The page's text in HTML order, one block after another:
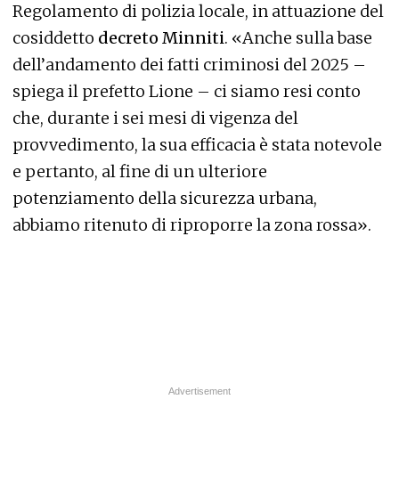
Regolamento di polizia locale, in attuazione del
cosiddetto decreto Minniti. «Anche sulla base
dell’andamento dei fatti criminosi del 2025 –
spiega il prefetto Lione – ci siamo resi conto
che, durante i sei mesi di vigenza del
provvedimento, la sua efficacia è stata notevole
e pertanto, al fine di un ulteriore
potenziamento della sicurezza urbana,
abbiamo ritenuto di riproporre la zona rossa».